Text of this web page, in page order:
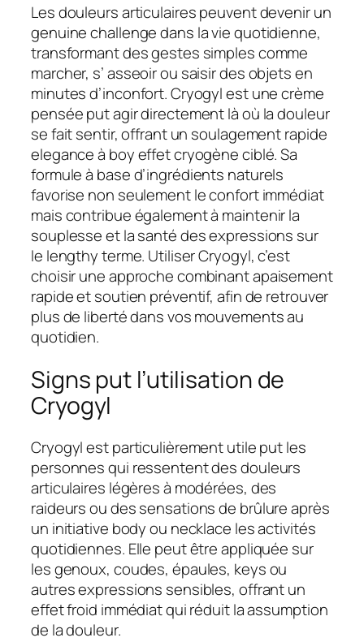
Les douleurs articulaires peuvent devenir un
genuine challenge dans la vie quotidienne,
transformant des gestes simples comme
marcher, s’ asseoir ou saisir des objets en
minutes d’inconfort. Cryogyl est une crème
pensée put agir directement là où la douleur
se fait sentir, offrant un soulagement rapide
elegance à boy effet cryogène ciblé. Sa
formule à base d’ingrédients naturels
favorise non seulement le confort immédiat
mais contribue également à maintenir la
souplesse et la santé des expressions sur
le lengthy terme. Utiliser Cryogyl, c’est
choisir une approche combinant apaisement
rapide et soutien préventif, afin de retrouver
plus de liberté dans vos mouvements au
quotidien.
Signs put l’utilisation de
Cryogyl
Cryogyl est particulièrement utile put les
personnes qui ressentent des douleurs
articulaires légères à modérées, des
raideurs ou des sensations de brûlure après
un initiative body ou necklace les activités
quotidiennes. Elle peut être appliquée sur
les genoux, coudes, épaules, keys ou
autres expressions sensibles, offrant un
effet froid immédiat qui réduit la assumption
de la douleur.